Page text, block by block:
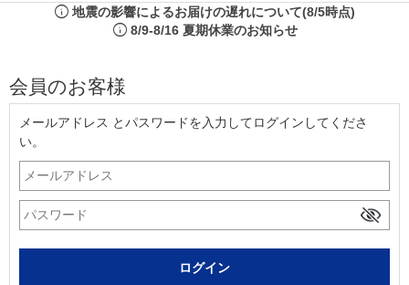
info 地震の影響によるお届けの遅れについて(8/5時点)
info 8/9-8/16 夏期休業のお知らせ
会員のお客様
メールアドレス とパスワードを入力してログインしてくださ
い。